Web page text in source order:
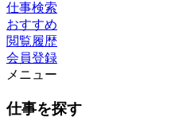
仕事検索
おすすめ
閲覧履歴
会員登録
メニュー
仕事を探す